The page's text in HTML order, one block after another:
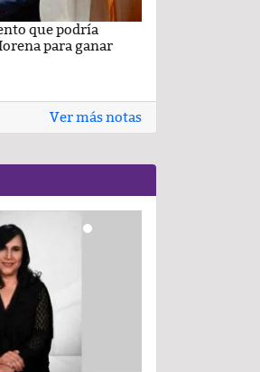
que podría
para ganar
Ver más notas